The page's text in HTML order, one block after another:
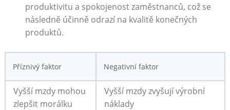
produktivitu a spokojenost zaměstnanců,‌ což se
následně účinně odrazí na kvalitě konečných
produktů.
Příznivý faktor Negativní faktor
Vyšší mzdy mohou
zlepšit​ morálku
Vyšší⁤ mzdy⁤ zvyšují výrobní
náklady